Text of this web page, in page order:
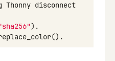
Thonny disconnect
).
().